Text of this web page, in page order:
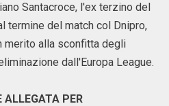
Santacroce, l'ex terzino del
termine del match col Dnipro,
merito alla sconfitta degli
dall'Europa League.
ALLEGATA PER